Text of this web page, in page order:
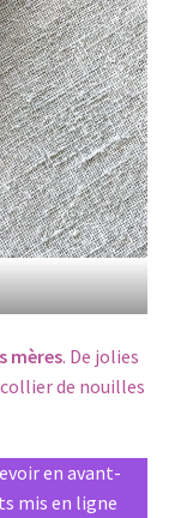
mères. De jolies
de nouilles
en avant-
mis en ligne